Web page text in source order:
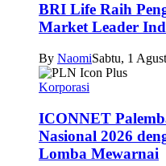
BRI Life Raih
Market Leader
By NaomiSabtu, 1
Korporasi
ICONNET
Nasional 2026
Lomba Mewarnai